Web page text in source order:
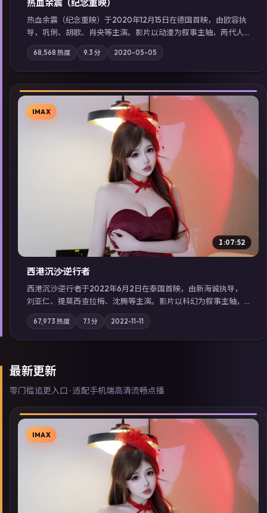
热血余震（纪念重映）
热血余震（纪念重映）于2020年12月15日在德国首映，由欧容执
导，巩俐、胡歌、肖央等主演。影片以动漫为叙事主轴，两代人
的执念在暴风雨夜正面相撞；摄影与配乐强化地域气质；站内亦
可通过「国产免费观看高清电视剧在线看」延展检索同类型高分
佳作，畅享高清在线追剧体验。
68,568 热度 9.3 分 2020-05-05
▶
IMAX
1:07:52
西港沉沙·逆行者
西港沉沙·逆行者于2022年6月2日在泰国首映，由新海诚执导，
刘亚仁、提莫西·查拉梅、沈腾等主演。影片以科幻为叙事主轴，
失踪人口档案牵出跨国灰色产业链；摄影与配乐强化地域气质；
站内亦可通过「国产免费观看高清电视剧在线看」延展检索同类
型高分佳作，畅享高清在线追剧体验。
67,973 热度 7.1分 2022-11-11
最新更新
零门槛追更入口 · 适配手机端高清流畅点播
▶
IMAX